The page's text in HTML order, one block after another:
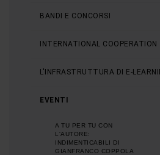
BANDI E CONCORSI
INTERNATIONAL COOPERATION
L'INFRASTRUTTURA DI E-
EVENTI
A TU PER TU CON
L'AUTORE:
INDIMENTICABILI DI
GIANFRANCO COPPOLA